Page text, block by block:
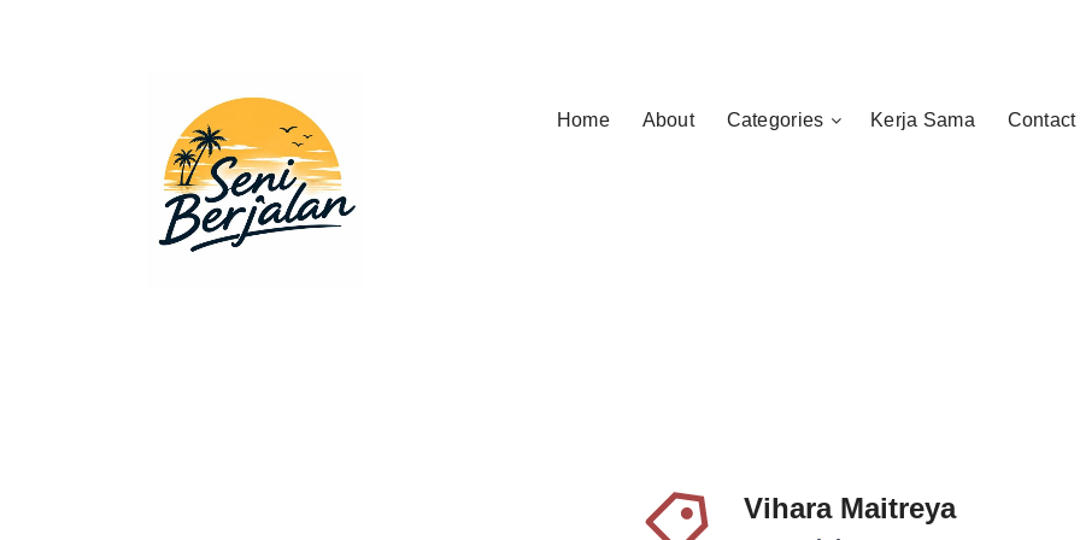
Home About Categories Kerja Sama Contact
Vihara Maitreya